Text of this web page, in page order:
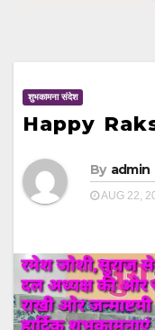
शुभकामना संदेश
Happy
By admin
AUG 22,